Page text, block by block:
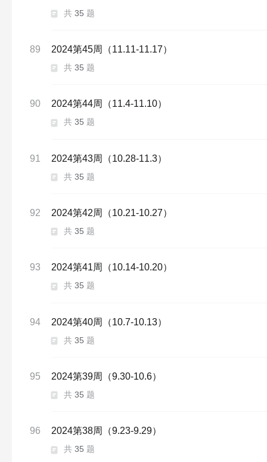
共 35 题
89 2024第45周（11.11-11.17）
共 35 题
90 2024第44周（11.4-11.10）
共 35 题
91 2024第43周（10.28-11.3）
共 35 题
92 2024第42周（10.21-10.27）
共 35 题
93 2024第41周（10.14-10.20）
共 35 题
94 2024第40周（10.7-10.13）
共 35 题
95 2024第39周（9.30-10.6）
共 35 题
96 2024第38周（9.23-9.29）
共 35 题